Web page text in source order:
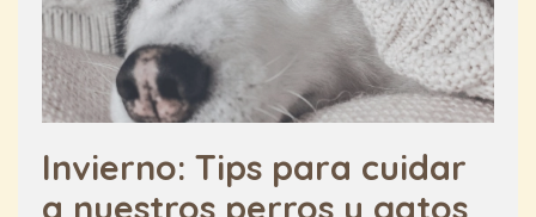
Invierno: Tips para cuidar
a nuestros perros y gatos